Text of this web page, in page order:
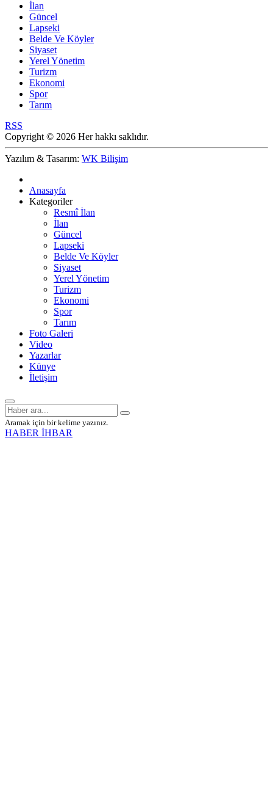
İlan
Güncel
Lapseki
Belde Ve Köyler
Siyaset
Yerel Yönetim
Turizm
Ekonomi
Spor
Tarım
RSS
Copyright © 2026 Her hakkı saklıdır.
Yazılım & Tasarım: WK Bilişim
Anasayfa
Kategoriler
Resmî İlan
İlan
Güncel
Lapseki
Belde Ve Köyler
Siyaset
Yerel Yönetim
Turizm
Ekonomi
Spor
Tarım
Foto Galeri
Video
Yazarlar
Künye
İletişim
Aramak için bir kelime yazınız.
HABER İHBAR